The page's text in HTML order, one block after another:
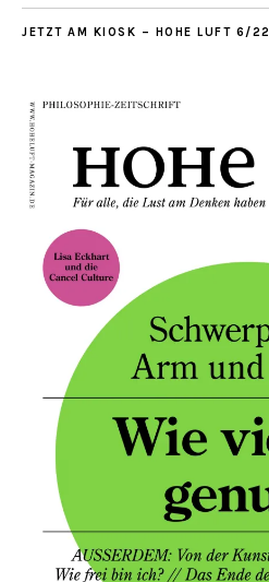
JETZT AM KIOSK – HOHE LUFT 6/22